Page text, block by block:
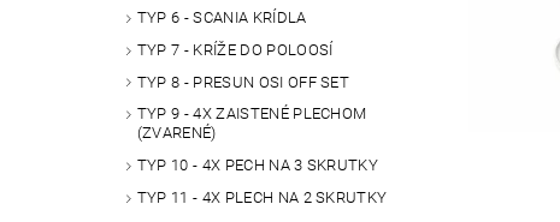
TYP 6 - SCANIA KRÍDLA
TYP 7 - KRÍŽE DO POLOOSÍ
TYP 8 - PRESUN OSI OFF SET
TYP 9 - 4X ZAISTENÉ PLECHOM
(ZVARENÉ)
TYP 10 - 4X PECH NA 3 SKRUTKY
TYP 11 - 4X PLECH NA 2 SKRUTKY